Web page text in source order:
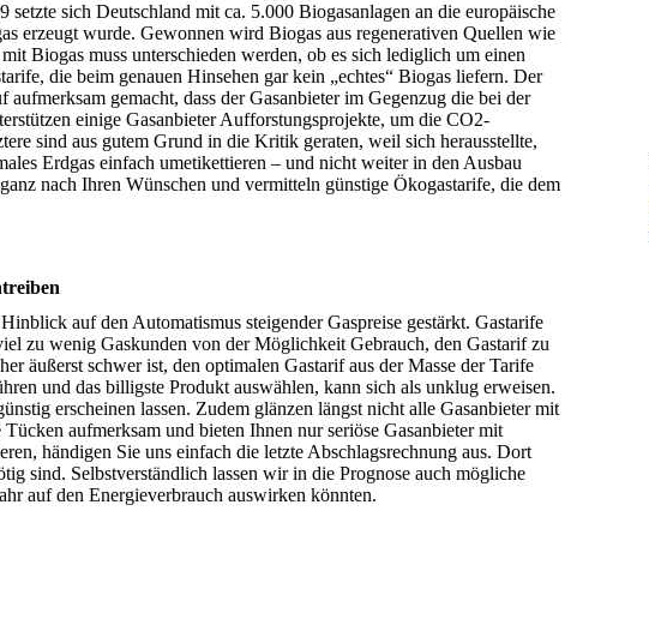
sich Deutschland mit ca. 5.000 Biogasanlagen an die europäische
erzeugt wurde. Gewonnen wird Biogas aus regenerativen Quellen wie
Biogas muss unterschieden werden, ob es sich lediglich um einen
die beim genauen Hinsehen gar kein „echtes“ Biogas liefern. Der
gemacht, dass der Gasanbieter im Gegenzug die bei der
einige Gasanbieter Aufforstungsprojekte, um die CO2-
sind aus gutem Grund in die Kritik geraten, weil sich herausstellte,
Erdgas einfach umetikettieren – und nicht weiter in den Ausbau
nach Ihren Wünschen und vermitteln günstige Ökogastarife, die dem
auf den Automatismus steigender Gaspreise gestärkt. Gastarife
zu wenig Gaskunden von der Möglichkeit Gebrauch, den Gastarif zu
äußerst schwer ist, den optimalen Gastarif aus der Masse der Tarife
und das billigste Produkt auswählen, kann sich als unklug erweisen.
erscheinen lassen. Zudem glänzen längst nicht alle Gasanbieter mit
aufmerksam und bieten Ihnen nur seriöse Gasanbieter mit
händigen Sie uns einfach die letzte Abschlagsrechnung aus. Dort
sind. Selbstverständlich lassen wir in die Prognose auch mögliche
auf den Energieverbrauch auswirken könnten.